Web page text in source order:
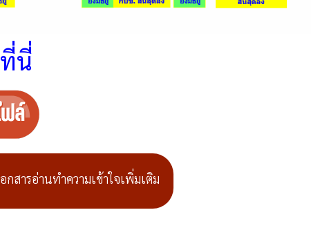
นี่
กสารอ่านทำความเข้าใจเพิ่มเติม